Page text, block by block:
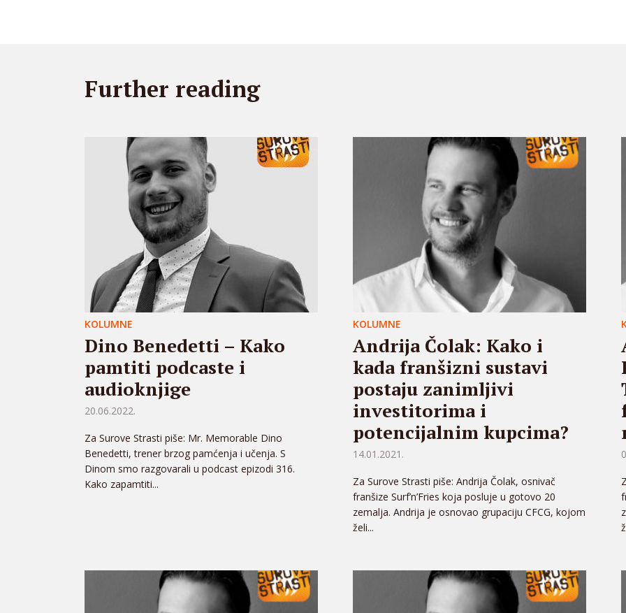
Further reading
KOLUMNE
Dino Benedetti – Kako
pamtiti podcaste i
audioknjige
20.06.2022.
Za Surove Strasti piše: Mr. Memorable Dino
Benedetti, trener brzog pamćenja i učenja. S
Dinom smo razgovarali u podcast epizodi 316.
Kako zapamtiti...
KOLUMNE
Andrija Čolak: Kako i
kada franšizni sustavi
postaju zanimljivi
investitorima i
potencijalnim kupcima?
14.01.2021.
Za Surove Strasti piše: Andrija Čolak, osnivač
franšize Surf’n’Fries koja posluje u gotovo 20
zemalja. Andrija je osnovao grupaciju CFCG, kojom
želi...